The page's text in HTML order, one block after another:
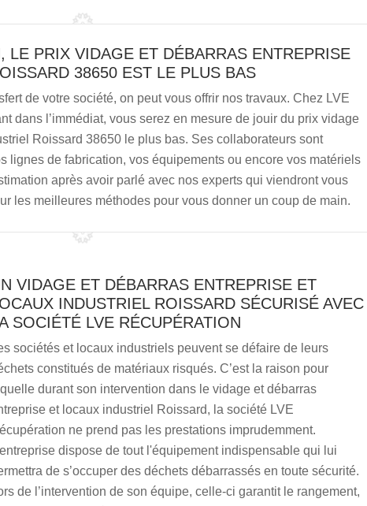
LE PRIX VIDAGE ET DÉBARRAS ENTREPRISE
38650 EST LE PLUS BAS
de votre société, on peut vous offrir nos travaux. Chez LVE
dans l’immédiat, vous serez en mesure de jouir du prix vidage
Roissard 38650 le plus bas. Ses collaborateurs sont
lignes de fabrication, vos équipements ou encore vos matériels
après avoir parlé avec nos experts qui viendront vous
les meilleures méthodes pour vous donner un coup de main.
VIDAGE ET DÉBARRAS ENTREPRISE ET
INDUSTRIEL ROISSARD SÉCURISÉ AVEC
SOCIÉTÉ LVE RÉCUPÉRATION
sociétés et locaux industriels peuvent se défaire de leurs
constitués de matériaux risqués. C’est la raison pour
durant son intervention dans le vidage et débarras
et locaux industriel Roissard, la société LVE
ne prend pas les prestations imprudemment.
dispose de tout l'équipement indispensable qui lui
de s’occuper des déchets débarrassés en toute sécurité.
de l’intervention de son équipe, celle-ci garantit le rangement,